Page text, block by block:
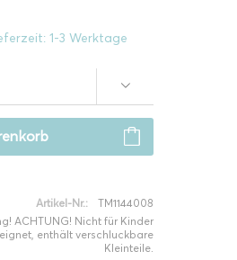
1-3 Werktage
Artikel-Nr.:
TM1144008
ACHTUNG! Nicht für Kinder
enthält verschluckbare
Kleinteile.